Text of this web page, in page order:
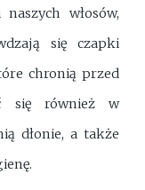
włosów,
się czapki
chronią przed
się również w
dłonie, a także